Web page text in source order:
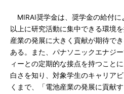
MIRAI奨学金は、奨学金の給付に
以上に研究活動に集中できる環境
産業の発展に大きく貢献が期待で
ある。また、パナソニックエナジ
ィーとの定期的な接点を持つこと
白さを知り、対象学生のキャリア
くまで、「電池産業の発展に貢献